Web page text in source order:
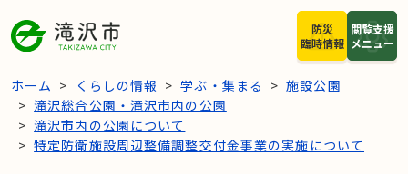
閲覧支援
メニュー
防災
臨時情報
ホーム くらしの情報 学ぶ・集まる
施設公園
滝沢総合公園・滝沢市内の公園
滝沢市内の公園について
特定防衛施設周辺整備調整交付金事業の実施について